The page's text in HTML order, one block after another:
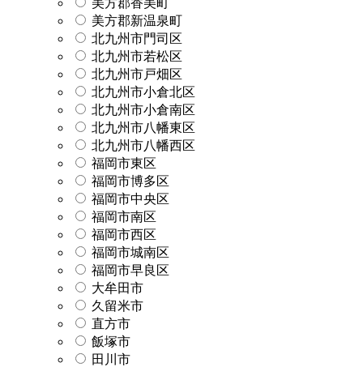
美方郡新温泉町
北九州市門司区
北九州市若松区
北九州市戸畑区
北九州市小倉北区
北九州市小倉南区
北九州市八幡東区
北九州市八幡西区
福岡市東区
福岡市博多区
福岡市中央区
福岡市南区
福岡市西区
福岡市城南区
福岡市早良区
大牟田市
久留米市
直方市
飯塚市
田川市